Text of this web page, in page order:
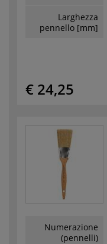
Larghezza
pennello [mm]
€ 24,25
Numerazione
(pennelli)